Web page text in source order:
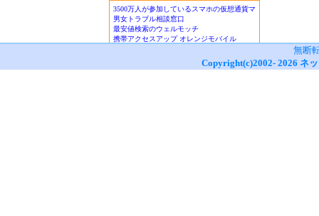
無断
Copyright(c)2002- 2026 ネ